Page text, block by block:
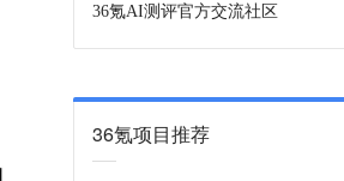
36氪AI测评官方交流社区
36氪项目推荐